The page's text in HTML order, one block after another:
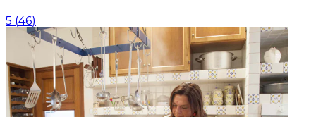
5 (46)